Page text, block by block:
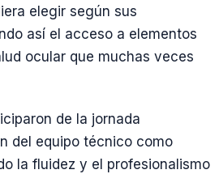
elegir según sus
así el acceso a elementos
ocular que muchas veces
de la jornada
del equipo técnico como
la fluidez y el profesionalismo